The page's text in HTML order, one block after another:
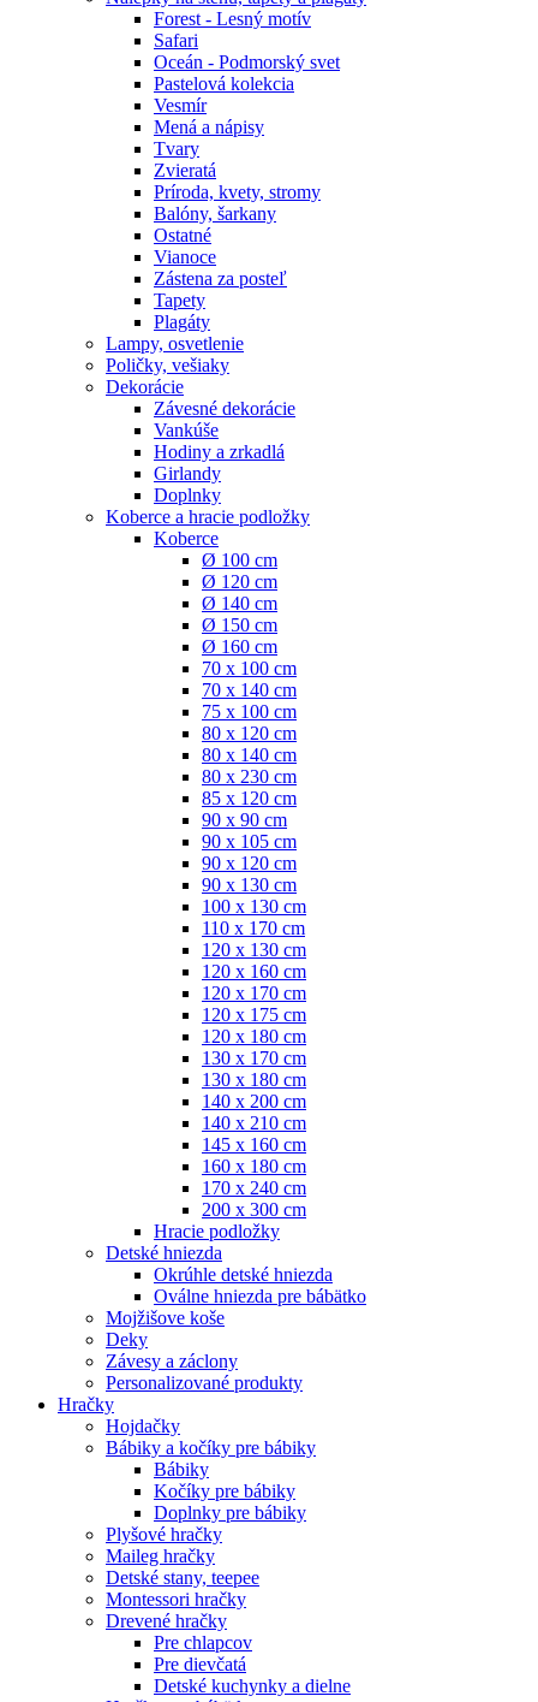
Forest - Lesný motív
Safari
Oceán - Podmorský svet
Pastelová kolekcia
Vesmír
Mená a nápisy
Tvary
Zvieratá
Príroda, kvety, stromy
Balóny, šarkany
Ostatné
Vianoce
Zástena za posteľ
Tapety
Plagáty
Lampy, osvetlenie
Poličky, vešiaky
Dekorácie
Závesné dekorácie
Vankúše
Hodiny a zrkadlá
Girlandy
Doplnky
Koberce a hracie podložky
Koberce
Ø 100 cm
Ø 120 cm
Ø 140 cm
Ø 150 cm
Ø 160 cm
70 x 100 cm
70 x 140 cm
75 x 100 cm
80 x 120 cm
80 x 140 cm
80 x 230 cm
85 x 120 cm
90 x 90 cm
90 x 105 cm
90 x 120 cm
90 x 130 cm
100 x 130 cm
110 x 170 cm
120 x 130 cm
120 x 160 cm
120 x 170 cm
120 x 175 cm
120 x 180 cm
130 x 170 cm
130 x 180 cm
140 x 200 cm
140 x 210 cm
145 x 160 cm
160 x 180 cm
170 x 240 cm
200 x 300 cm
Hracie podložky
Detské hniezda
Okrúhle detské hniezda
Oválne hniezda pre bábätko
Mojžišove koše
Deky
Závesy a záclony
Personalizované produkty
Hračky
Hojdačky
Bábiky a kočíky pre bábiky
Bábiky
Kočíky pre bábiky
Doplnky pre bábiky
Plyšové hračky
Maileg hračky
Detské stany, teepee
Montessori hračky
Drevené hračky
Pre chlapcov
Pre dievčatá
Detské kuchynky a dielne